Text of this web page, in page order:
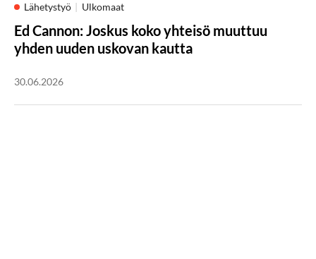
Lähetystyö Ulkomaat
Ed Cannon: Joskus koko yhteisö muuttuu
yhden uuden uskovan kautta
30.06.2026